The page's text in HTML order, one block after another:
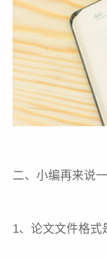
二、小编再来说
1、论文文件格式